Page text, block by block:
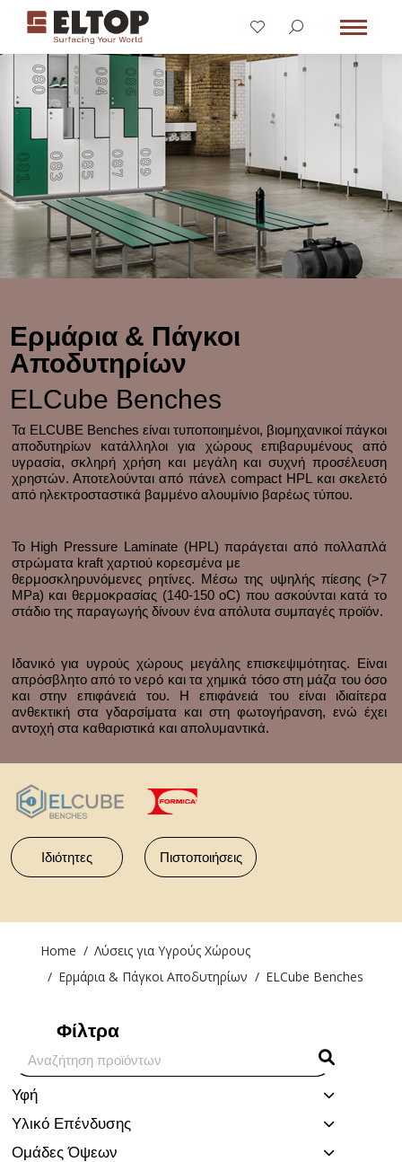
Ερμάρια & Πάγκοι
Αποδυτηρίων
ELCube Benches
Τα ELCUBE Benches είναι τυποποιημένοι, βιομηχανικοί πάγκοι
αποδυτηρίων κατάλληλοι για χώρους επιβαρυμένους από
υγρασία, σκληρή χρήση και μεγάλη και συχνή προσέλευση
χρηστών. Αποτελούνται από πάνελ compact HPL και σκελετό
από ηλεκτροσταστικά βαμμένο αλουμίνιο βαρέως τύπου.
Το High Pressure Laminate (HPL) παράγεται από πολλαπλά
στρώματα kraft χαρτιού κορεσμένα με
θερμοσκληρυνόμενες ρητίνες. Μέσω της υψηλής πίεσης (>7
MPa) και θερμοκρασίας (140-150 οC) που ασκούνται κατά το
στάδιο της παραγωγής δίνουν ένα απόλυτα συμπαγές προϊόν.
Ιδανικό για υγρούς χώρους μεγάλης επισκεψιμότητας. Είναι
απρόσβλητο από το νερό και τα χημικά τόσο στη μάζα του όσο
και στην επιφάνειά του. Η επιφάνειά του είναι ιδιαίτερα
ανθεκτική στα γδαρσίματα και στη φωτογήρανση, ενώ έχει
αντοχή στα καθαριστικά και απολυμαντικά.
Ιδιότητες Πιστοποιήσεις
You are here:
Home
Λύσεις για Υγρούς Χώρους
Ερμάρια & Πάγκοι Αποδυτηρίων
ELCube Benches
Φίλτρα
Υφή
Υλικό Επένδυσης
Ομάδες Όψεων